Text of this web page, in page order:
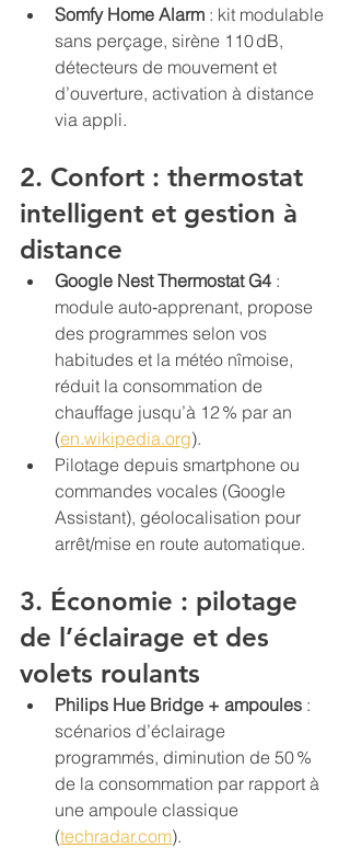
Somfy Home Alarm : kit modulable
sans perçage, sirène 110 dB,
détecteurs de mouvement et
d’ouverture, activation à distance
via appli.
2. Confort : thermostat
intelligent et gestion à
distance
Google Nest Thermostat G4 :
module auto‑apprenant, propose
des programmes selon vos
habitudes et la météo nîmoise,
réduit la consommation de
chauffage jusqu’à 12 % par an
(en.wikipedia.org).
Pilotage depuis smartphone ou
commandes vocales (Google
Assistant), géolocalisation pour
arrêt/mise en route automatique.
3. Économie : pilotage
de l’éclairage et des
volets roulants
Philips Hue Bridge + ampoules :
scénarios d’éclairage
programmés, diminution de 50 %
de la consommation par rapport à
une ampoule classique
(techradar.com).